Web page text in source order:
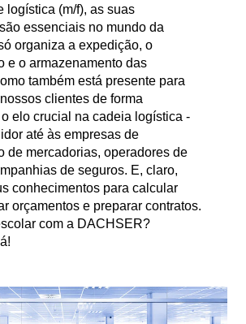
logística (m/f), as suas
essenciais no mundo da
organiza a expedição, o
e o armazenamento das
também está presente para
clientes de forma
elo crucial na cadeia logística -
até às empresas de
de mercadorias, operadores de
de seguros. E, claro,
conhecimentos para calcular
orçamentos e preparar contratos.
com a DACHSER?